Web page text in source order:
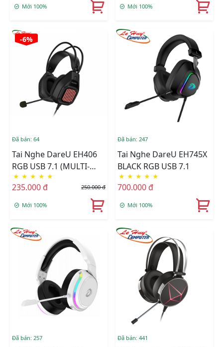
Mới 100% Mới 100%
-6%
Đã bán: 64
Tai Nghe DareU EH406
RGB USB 7.1 (MULTI-
LED)
★ ★ ★ ★ ★
235.000 đ 250.000 đ
Mới 100%
Đã bán: 247
Tai Nghe DareU EH745X
BLACK RGB USB 7.1
★ ★ ★ ★ ★
700.000 đ
Mới 100%
Đã bán: 257 Đã bán: 441